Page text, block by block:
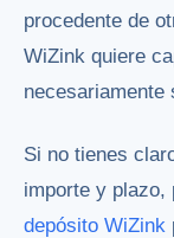
procedente de
WiZink quiere
necesariamente
Si no tienes
importe y plazo,
depósito WiZink